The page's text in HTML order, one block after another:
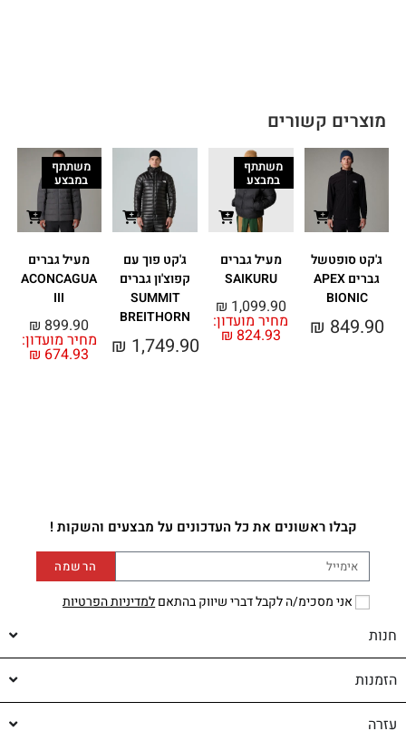
מוצרים קשורים
ג'קט סופטשל
גברים APEX
BIONIC
₪ 849.90
משתתף
במבצע
מעיל גברים
SAIKURU
מחיר מועדון:
₪ 824.93
₪ 1,099.90
ג'קט פוך עם
קפוצ'ון גברים
SUMMIT
BREITHORN
₪ 1,749.90
משתתף
במבצע
מעיל גברים
ACONCAGUA
III
מחיר מועדון:
₪ 674.93
₪ 899.90
קבלו ראשונים את כל העדכונים על מבצעים והשקות !
אני מסכימ/ה לקבל דברי שיווק בהתאםלמדיניות הפרטיות
הרשמה
חנות
הזמנות
עזרה